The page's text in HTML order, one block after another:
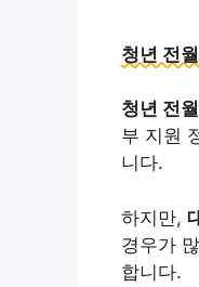
청년 전
청년 전
부 지원
니다.
하지만,
경우가
합니다.